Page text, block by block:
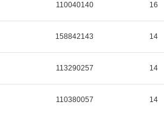
110040140 16
158842143 14
113290257 14
110380057 14